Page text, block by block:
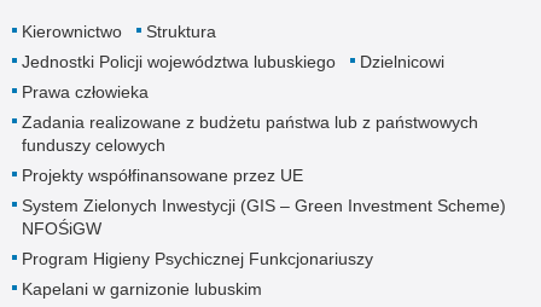
Kierownictwo
Struktura
Jednostki Policji województwa lubuskiego
Dzielnicowi
Prawa człowieka
Zadania realizowane z budżetu państwa lub z państwowych
funduszy celowych
Projekty współfinansowane przez UE
System Zielonych Inwestycji (GIS – Green Investment Scheme)
NFOŚiGW
Program Higieny Psychicznej Funkcjonariuszy
Kapelani w garnizonie lubuskim